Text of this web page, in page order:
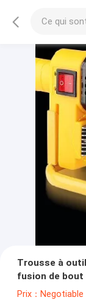
Trousse à
fusion de bout
Prix：Negotiable